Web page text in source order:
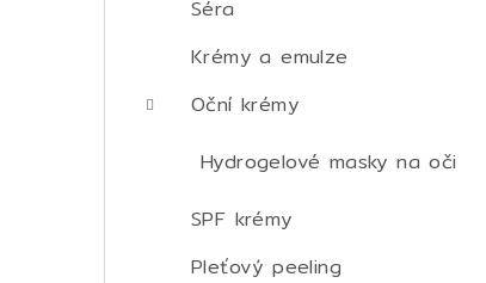
Séra
Krémy a emulze
Oční krémy
Hydrogelové masky na oči
SPF krémy
Pleťový peeling